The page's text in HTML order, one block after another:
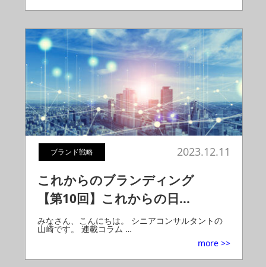
ブランド戦略 2023.12.11
これからのブランディング
【第10回】これからの日…
みなさん、こんにちは。 シニアコンサルタントの
山崎です。 連載コラム …
more >>